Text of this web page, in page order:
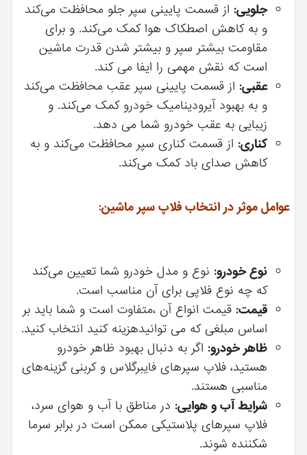
جلویی: از قسمت پایینی سپر جلو محافظت می‌کند
و به کاهش اصطکاک هوا کمک می‌کند. و برای
مقاومت بیشتر سپر و بیشتر شدن قدرت ماشین
است که نقش مهمی را ایفا می کند.
عقبی: از قسمت پایینی سپر عقب محافظت می‌کند
و به بهبود آیرودینامیک خودرو کمک می‌کند. و
زیبایی به عقب خودرو شما می دهد.
کناری: از قسمت کناری سپر محافظت می‌کند و به
کاهش صدای باد کمک می‌کند.
عوامل موثر در انتخاب فلاپ سپر ماشین:
نوع خودرو: نوع و مدل خودرو شما تعیین می‌کند
که چه نوع فلاپی برای آن مناسب است.
قیمت: قیمت انواع آن ،متفاوت است و شما باید بر
اساس مبلغی که می توانیدهزینه کنید انتخاب کنید.
ظاهر خودرو: اگر به دنبال بهبود ظاهر خودرو
هستید، فلاپ سپرهای فایبرگلاس و کربنی گزینه‌های
مناسبی هستند.
شرایط آب و هوایی: در مناطق با آب و هوای سرد،
فلاپ سپرهای پلاستیکی ممکن است در برابر سرما
شکننده شوند.